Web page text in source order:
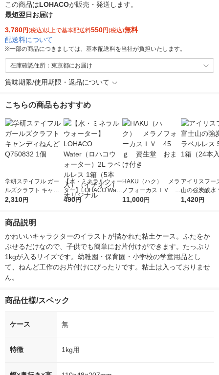
この商品はLOHACOが販売・発送します。
最短翌日お届け
3,780円(税込)以上で基本配送料550円(税込)無料
配送料について
※一部の商品につきましては、基本配送料を当社が負担いたします。
在庫確認住所：東京都にお届け
賞味期限/使用期限・返品について
こちらの商品もおすすめ
学研ステイフル ガー
ルズクラフト キャン
ディねんど Q750832
2,310円
【水・ミネラルウォー
ター】LOHACO Wate
r（ロハコウォータ
490円
HAKU（ハク） メラ
ノフォーカスＩＶ 4
5ｇ 資生堂 おまけ
11,000円
アイリスフー
山の強炭酸水
レス 500ml 1
1,420円
商品説明
かわいいキャラクターのイラストが描かれた粘土ケース。ふたをか
ぶせるだけなので、子供でも簡単にお片付けができます。たっぷり
1kgが入るサイズです。幼稚園・保育園・小学校の学童用品とし
て、ねんど工作のお片付けにぴったりです。粘土は入っておりませ
ん。
商品仕様/スペック
ケース 無
特徴 1kg用